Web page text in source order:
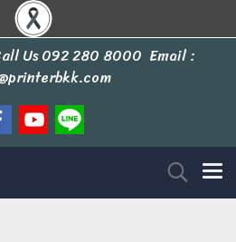
Us092 280 8000 Email :